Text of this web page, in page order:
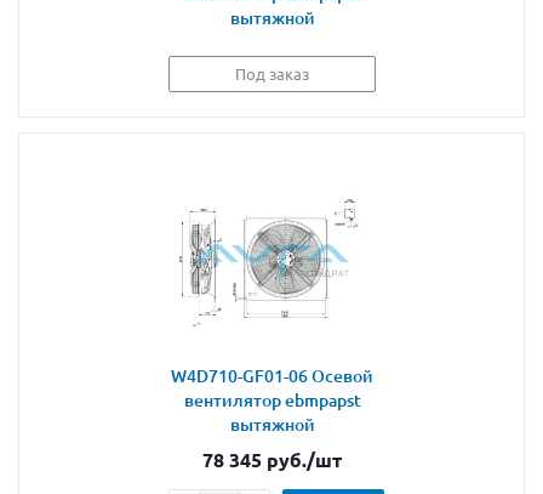
вытяжной
Под заказ
W4D710-GF01-06 Осевой
вентилятор ebmpapst
вытяжной
78 345 руб./шт